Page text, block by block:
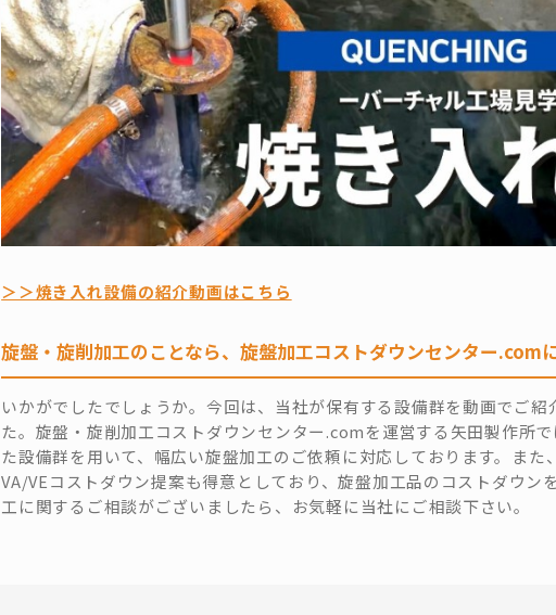
＞＞焼き入れ設備の紹介動画はこちら
旋盤・旋削加工のことなら、旋盤加工コストダウンセンター.com
いかがでしたでしょうか。今回は、当社が保有する設備群を動画でご紹
た。旋盤・旋削加工コストダウンセンター.comを運営する矢田製作所
た設備群を用いて、幅広い旋盤加工のご依頼に対応しております。また
VA/VEコストダウン提案も得意としており、旋盤加工品のコストダウン
工に関するご相談がございましたら、お気軽に当社にご相談下さい。